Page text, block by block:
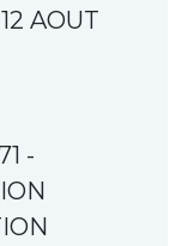
AOUT
-